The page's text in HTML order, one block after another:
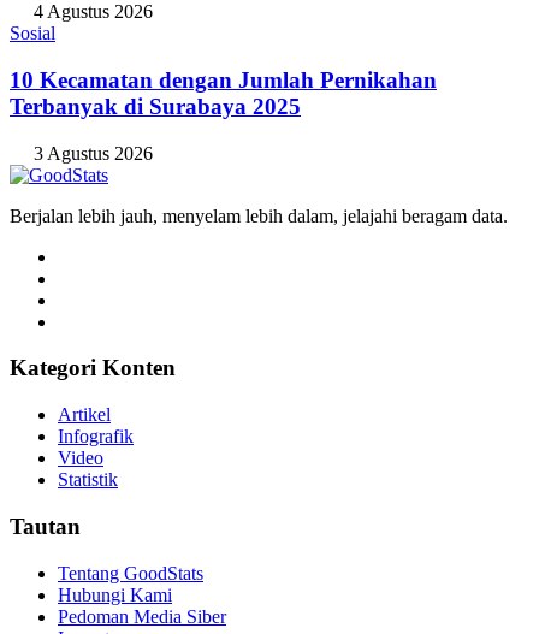
4 Agustus 2026
Sosial
10 Kecamatan dengan Jumlah Pernikahan
Terbanyak di Surabaya 2025
3 Agustus 2026
Berjalan lebih jauh, menyelam lebih dalam, jelajahi beragam data.
Kategori Konten
Artikel
Infografik
Video
Statistik
Tautan
Tentang GoodStats
Hubungi Kami
Pedoman Media Siber